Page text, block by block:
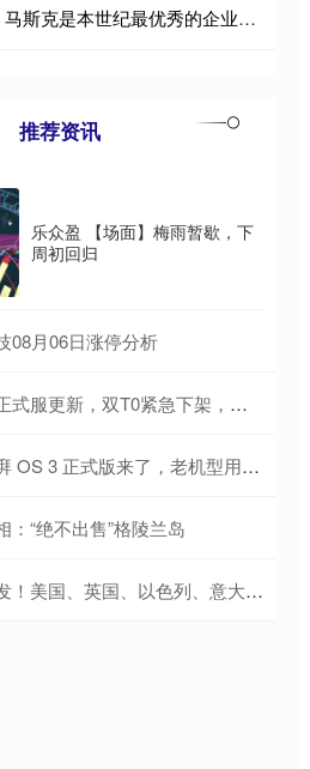
富邦速配 陈立武：马斯克是本世纪最优秀的企业家之一
推荐资讯
乐众盈 【场面】梅雨暂歇，下
周初回归
08月06日涨停分析
急下架，李信兔限返场，限时点券登录送_戈娅_策划_活动
3 正式版来了，老机型用户狂喜！
：“绝不出售”格陵兰岛
意大利、澳大利亚等多国爆发大规模抗议，中方向伊朗提供20万美元援助